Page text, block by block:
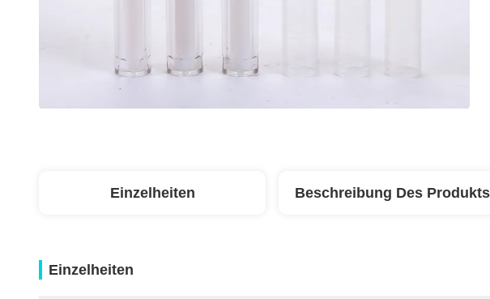
Einzelheiten Beschreibung Des Produkts
Einzelheiten